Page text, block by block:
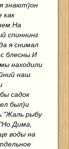
знают)он
как
спиннинг
я снимал
блесны.И
находили
наш
садок
был)и
рыбу
Дима,
воды на